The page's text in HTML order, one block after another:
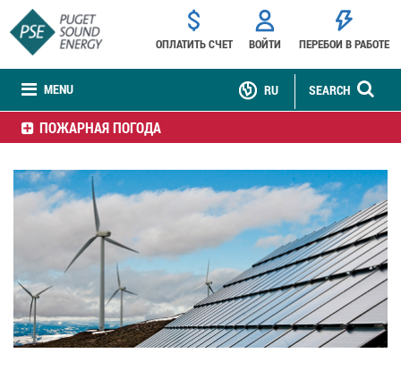
MENU
ОПЛАТИТЬ СЧЕТ ВОЙТИ ПЕРЕБОИ В РАБОТЕ
SEARCH
RU
ПОЖАРНАЯ ПОГОДА